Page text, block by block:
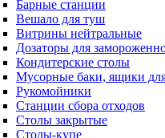
Барные станции
Вешало для туш
Витрины нейтральные
Дозаторы для
Кондитерские столы
Мусорные баки, ящики
Рукомойники
Станции сбора отходов
Столы закрытые
Столы-купе